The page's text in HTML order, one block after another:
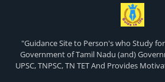
"Guidance Site to Person's who Study
Government of Tamil Nadu (and)
UPSC, TNPSC, TN TET And Provides